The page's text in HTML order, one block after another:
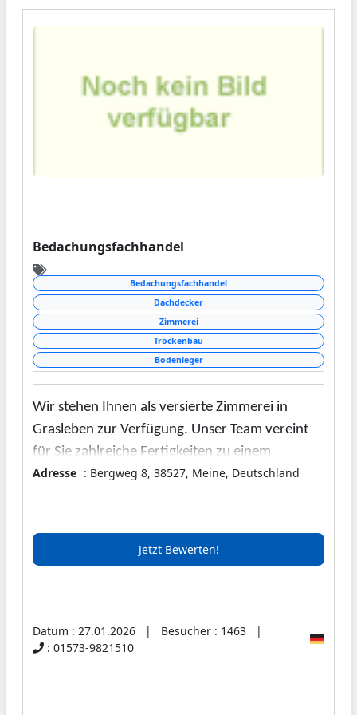
befinden sich Best´attungen Mattar und
Bedachungsfachhandel
Bedachungsfachhandel
Dachdecker
Zimmerei
Trockenbau
Bodenleger
Wir stehen Ihnen als versierte Zimmerei in
Grasleben zur Verfügung. Unser Team vereint
für Sie zahlreiche Fertigkeiten zu einem
Leistungsangebot, das sich sehen lassen kann.
möchten wir zum Werterhalt Ihres Objekts
ebenso beitragen wie zur Wohnsicherheit aller
regelmäßig, damit wir in der Folge die
effektivsten Entscheidungen treffen und einen
Adresse : Bergweg 8, 38527, Meine, Deutschland
Jetzt Bewerten!
Datum : 27.01.2026 | Besucher : 1463 |
: 01573-9821510